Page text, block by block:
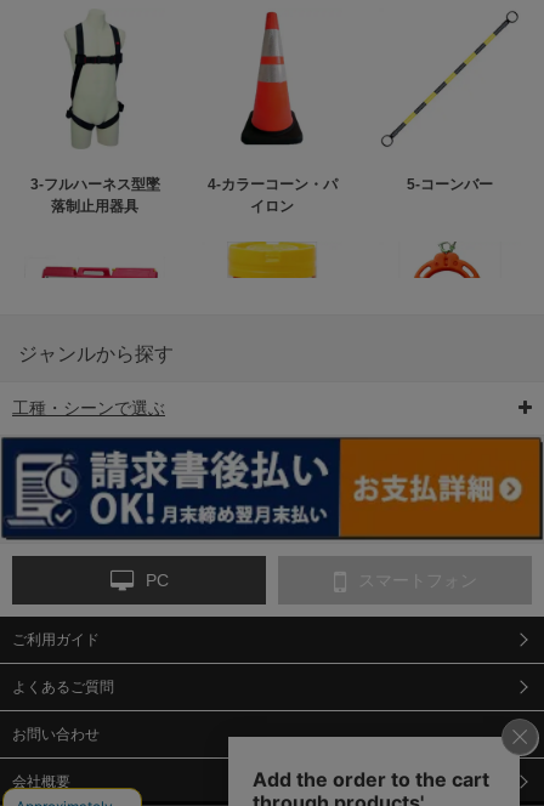
3-フルハーネス型墜
落制止用器具
4-カラーコーン・パ
イロン
5-コーンバー
6-矢印板/LED矢印板
ンス
9-点字マット・タイ
ジャンルから探す
工種・シーンで選ぶ
PC スマートフォン
ご利用ガイド
よくあるご質問
お問い合わせ
会社概要